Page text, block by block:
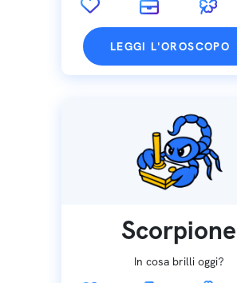
LEGGI L'OROSCOPO
Scorpione
In cosa brilli oggi?